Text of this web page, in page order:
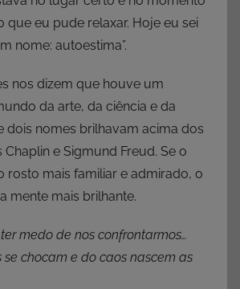
que eu pude relaxar. Hoje eu sei
nome: autoestima”.
nos dizem que houve um
da arte, da ciência e da
dois nomes brilhavam acima dos
e Sigmund Freud. Se o
rosto mais familiar e admirado, o
mente mais brilhante.
medo de nos confrontarmos…
chocam e do caos nascem as